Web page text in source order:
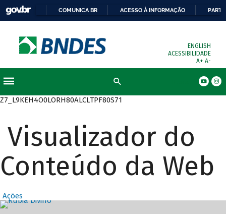
COMUNICA BR ACESSO À INFORMAÇÃO
ENGLISH
ACESSIBILIDADE
A+ A-
Z7_L9KEH4O0LORH80ALCLTPF80S71
Visualizador do
Conteúdo da Web
Ações